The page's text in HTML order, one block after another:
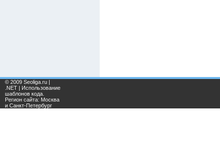
© 2009 Seoliga.ru |
.NET | Использование
шаблонов кода.
Регион сайта: Москва
и Санкт-Петербург